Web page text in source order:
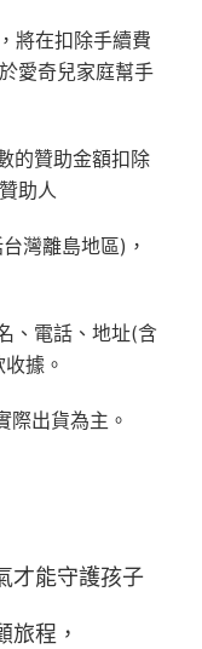
將在扣除手續費
愛奇兒家庭幫手
的贊助金額扣除
助人
灣離島地區)，
、電話、地址(含
據。
際出貨為主。
才能守護孩子
旅程，